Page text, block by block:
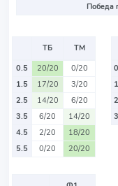
Победа
ТБ
ТМ
0.5
20/20
0/20
1.5
17/20
3/20
2.5
14/20
6/20
3.5
6/20
14/20
4.5
2/20
18/20
5.5
0/20 20/20